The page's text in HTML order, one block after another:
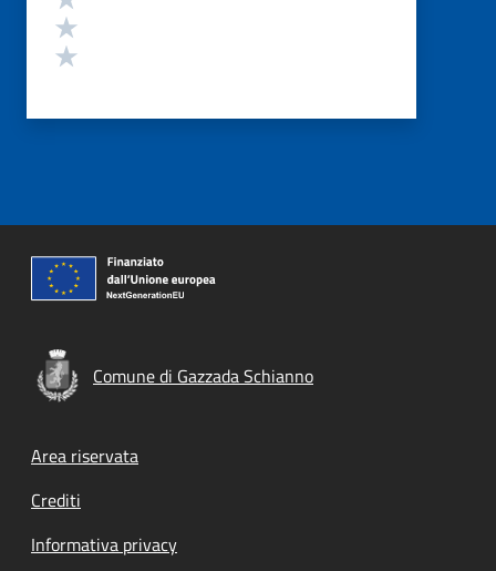
Comune di Gazzada Schianno
Footer menu
Area riservata
Crediti
Informativa privacy